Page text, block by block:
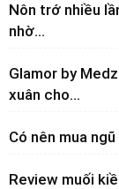
Nôn trớ nhiều
nhờ...
Glamor by
xuân cho...
Có nên mua
Review muối